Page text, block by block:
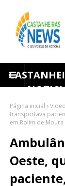
Página inicial
transportava
em Rolim de Moura
Oeste,